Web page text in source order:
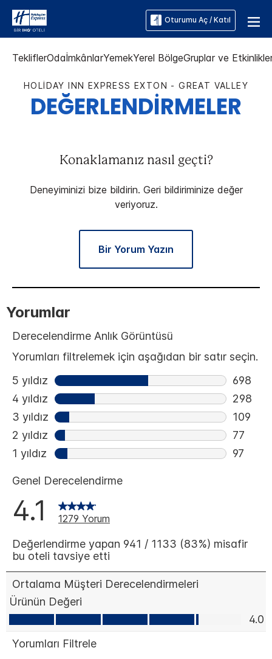
Oturumu Aç / Katıl
TekliflerOdaİmkânlarYemekYerel BölgeGruplar ve
HOLIDAY INN EXPRESS EXTON - GREAT VALLEY
DEĞERLENDİRMELER
Konaklamanız nasıl geçti?
Deneyiminizi bize bildirin. Geri bildiriminize değer
veriyoruz.
Bir Yorum Yazın